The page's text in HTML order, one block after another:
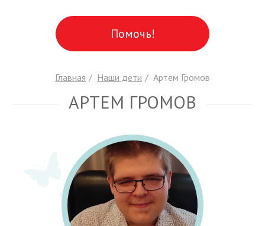
Помочь!
Главная Наши дети Артем Громов
АРТЕМ ГРОМОВ